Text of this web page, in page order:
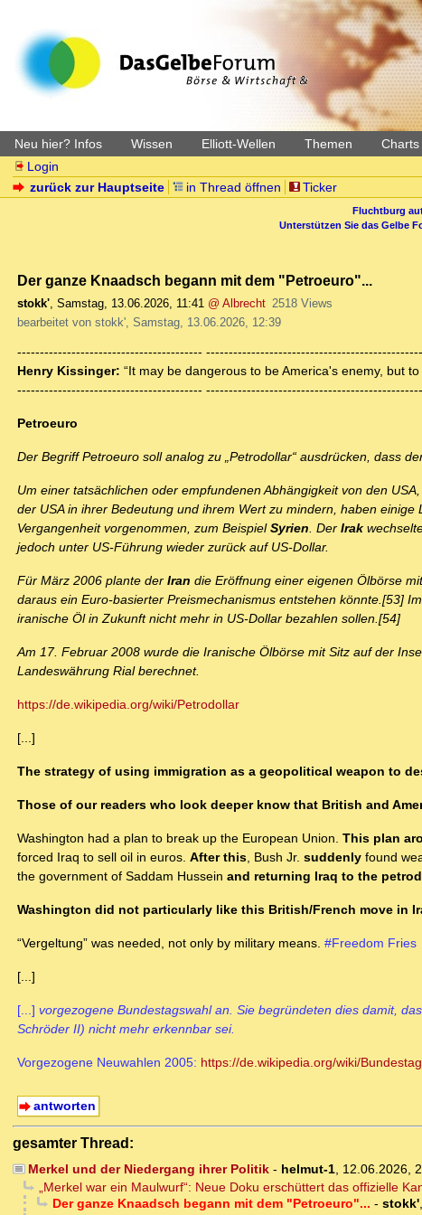
Neu hier? Infos Wissen Elliott-Wellen Themen
Login
zurück zur Hauptseite
in Thread öffnen Ticker
Fluchtburg
Unterstützen Sie das Gelbe
Der ganze Knaadsch begann mit dem "Petroeuro"...
stokk', Samstag, 13.06.2026, 11:41 @ Albrecht 2518 Views
bearbeitet von stokk', Samstag, 13.06.2026, 12:39
-----------------------------------------
Henry Kissinger: “It may be dangerous to be America's enemy, but
-----------------------------------------
Petroeuro
Der Begriff Petroeuro soll analog zu „Petrodollar“ ausdrücken, dass
Um einer tatsächlichen oder empfundenen Abhängigkeit von den
der USA in ihrer Bedeutung und ihrem Wert zu mindern, haben
Vergangenheit vorgenommen, zum BeispielSyrien. Der Irak
jedoch unter US-Führung wieder zurück auf US-Dollar.
Für März 2006 plante der Iran die Eröffnung einer eigenen Ölbörse
daraus ein Euro-basierter Preismechanismus entstehen könnte.[53]
iranische Öl in Zukunft nicht mehr in US-Dollar bezahlen sollen.[54]
Am 17. Februar 2008 wurde die Iranische Ölbörse mit Sitz auf der
Landeswährung Rial berechnet.
https://de.wikipedia.org/wiki/Petrodollar
[...]
The strategy of using immigration as a geopolitical weapon to
Those of our readers who look deeper know that British and
Washington had a plan to break up the European Union. This plan
forced Iraq to sell oil in euros. After this, Bush Jr. suddenly found
the government of Saddam Hussein and returning Iraq to the
Washington did not particularly like this British/French move in
“Vergeltung” was needed, not only by military means. #Freedom Fries
[...]
[...] vorgezogene Bundestagswahl an. Sie begründeten dies damit,
Schröder II) nicht mehr erkennbar sei.
Vorgezogene Neuwahlen 2005: https://de.wikipedia.org/wiki/
antworten
gesamter Thread:
Merkel und der Niedergang ihrer Politik- helmut-1, 12.06.2026,
„Merkel war ein Maulwurf“: Neue Doku erschüttert das offizielle
Der ganze Knaadsch begann mit dem "Petroeuro"... - stokk',